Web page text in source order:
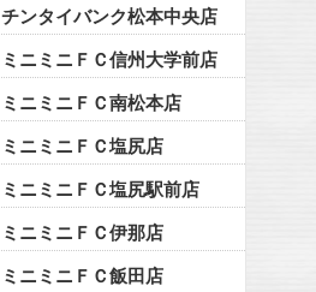
チンタイバンク松本中央店
ミニミニＦＣ信州大学前店
ミニミニＦＣ南松本店
ミニミニＦＣ塩尻店
ミニミニＦＣ塩尻駅前店
ミニミニＦＣ伊那店
ミニミニＦＣ飯田店